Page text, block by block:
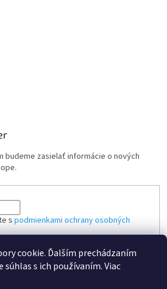
cookie. Ďalším prechádzaním
s ich používaním. Viac
budeme zasielať informácie o nových
s podmienkami ochrany osobných